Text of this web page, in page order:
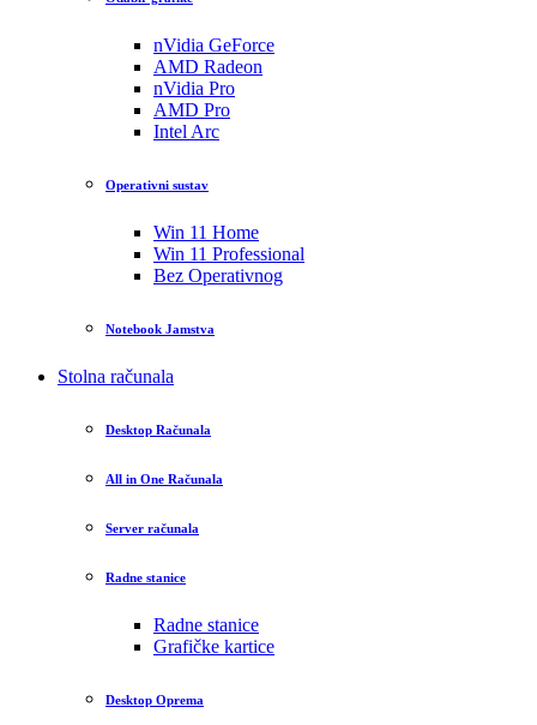
nVidia GeForce
AMD Radeon
nVidia Pro
AMD Pro
Intel Arc
Operativni sustav
Win 11 Home
Win 11 Professional
Bez Operativnog
Notebook Jamstva
Stolna računala
Desktop Računala
All in One Računala
Server računala
Radne stanice
Radne stanice
Grafičke kartice
Desktop Oprema